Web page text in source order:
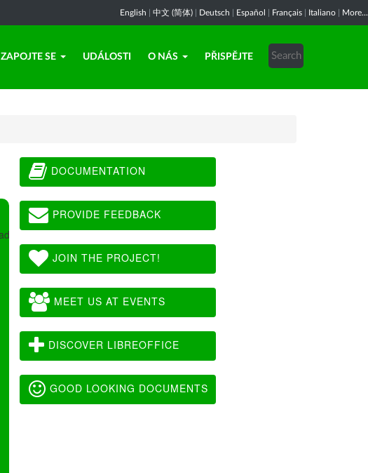
English 中文 (简体) Deutsch Español Français Italiano More...
ZAPOJTE SE UDÁLOSTI O NÁS PŘISPĚJTE
DOCUMENTATION
PROVIDE FEEDBACK
JOIN THE PROJECT!
MEET US AT EVENTS
DISCOVER LIBREOFFICE
GOOD LOOKING DOCUMENTS